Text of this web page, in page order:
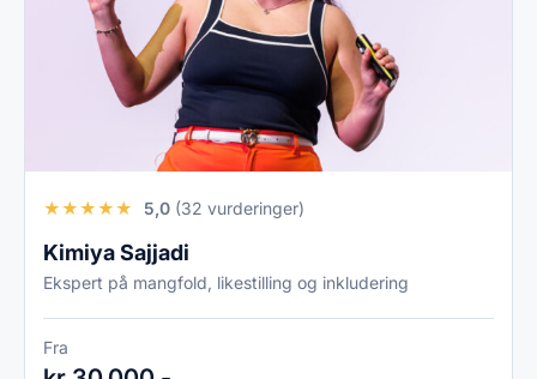
★★★★★ 5,0 (32 vurderinger)
Kimiya Sajjadi
Ekspert på mangfold, likestilling og inkludering
Fra